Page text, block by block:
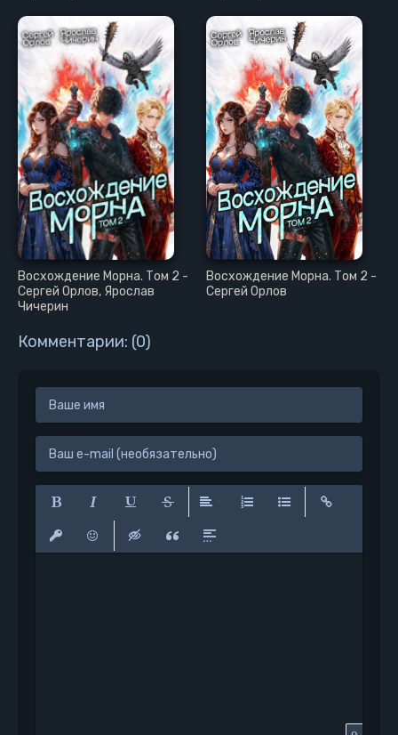
Восхождение Морна. Том 2 -
Сергей Орлов, Ярослав
Чичерин
Восхождение Морна. Том 2 -
Сергей Орлов
Комментарии: (0)
Полужирный
Курсив Подчеркнутый